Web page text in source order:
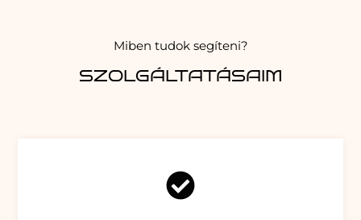
Miben tudok segíteni?
SZOLGÁLTATÁSAIM